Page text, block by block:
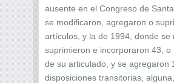
ausente en el Congreso de
se modificaron, agregaron o
artículos, y la de 1994, donde se
suprimieron e incorporaron 43, o
de su articulado, y se agregaron
disposiciones transitorias,